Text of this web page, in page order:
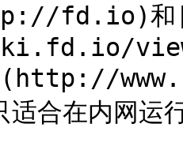
fd.io)和
适合在内网运